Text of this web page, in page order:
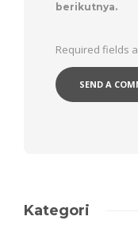
berikutnya.
Required fields
Kategori